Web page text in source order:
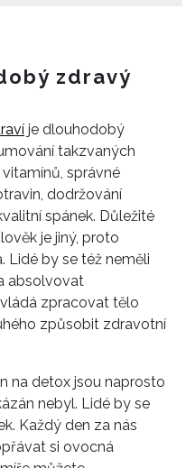
zdravý
je dlouhodobý
takzvaných
správné
dodržování
spánek. Důležité
je jiný, proto
Lidé by se též neměli
absolvovat
zpracovat tělo
způsobit zdravotní
na detox jsou naprosto
nebyl. Lidé by se
Každý den za nás
si ovocná